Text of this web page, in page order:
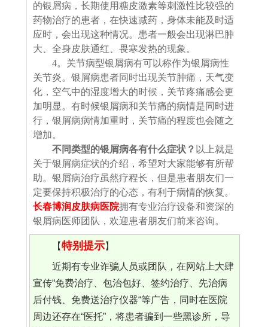
的银屑病，长期使用糖皮激素等刺激性比较强的
药物治疗的患者，在快速减药，身体未能及时适
应时，会出现这种情况。患者一般会出现淋巴肿
大、全身皮肤通红、畏寒发热的现象。
4。关节病型银屑病有可以称作为银屑病性
关节炎。银屑病患者同时出现关节肿痛，天气变
化，空气中的湿度增大的时候，关节疼痛感会更
加明显。有时候银屑病和关节痛的病情是同时进
行，银屑病病情加重时，关节痛的程度也会随之
增加。
不同类型的银屑病各有什么症状？ 以上就是
关于银屑病症状的介绍，希望对大家能够有所帮
助。银屑病治疗虽然疗程长，但是患者朋友们一
定要保持积极治疗的心态，有利于病情的恢复。
长春博润皮肤病医院拥有专业治疗设备和资深的
银屑病医师团队，欢迎患者朋友们前来咨询。
【特别提示】
近期有专业诈骗人员或团队，在网站上大肆
宣传“免费治疗、包治包好、签约治疗、先治病
后付钱、免费送治疗仪器“等广告，同时在医院
周边还存在“医托”，将患者骗到一些黑诊所，导